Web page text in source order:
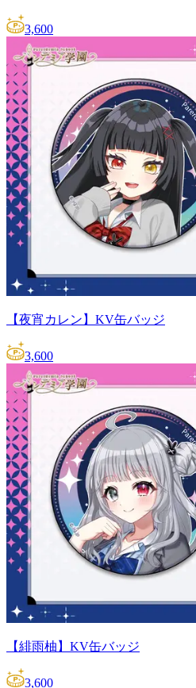
3,600
【夜宵カレン】KV缶バッジ
3,600
【緋雨柚】KV缶バッジ
3,600